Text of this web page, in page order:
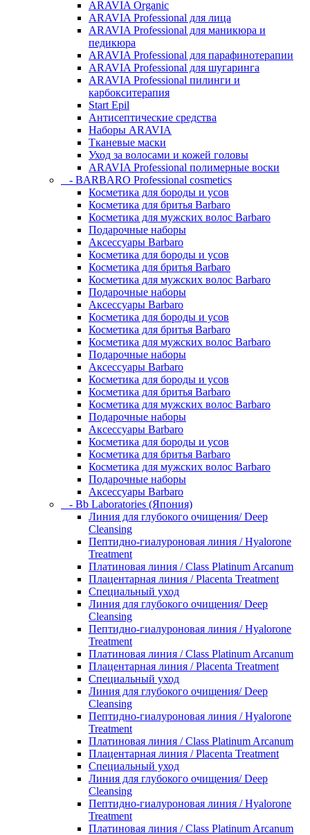
ARAVIA Organic
ARAVIA Professional для лица
ARAVIA Professional для маникюра и
педикюра
ARAVIA Professional для парафинотерапии
ARAVIA Professional для шугаринга
ARAVIA Professional пилинги и
карбокситерапия
Start Epil
Антисептические средства
Наборы ARAVIA
Тканевые маски
Уход за волосами и кожей головы
ARAVIA Professional полимерные воски
- BARBARO Professional cosmetics
Косметика для бороды и усов
Косметика для бритья Barbaro
Косметика для мужских волос Barbaro
Подарочные наборы
Аксессуары Barbaro
Косметика для бороды и усов
Косметика для бритья Barbaro
Косметика для мужских волос Barbaro
Подарочные наборы
Аксессуары Barbaro
Косметика для бороды и усов
Косметика для бритья Barbaro
Косметика для мужских волос Barbaro
Подарочные наборы
Аксессуары Barbaro
Косметика для бороды и усов
Косметика для бритья Barbaro
Косметика для мужских волос Barbaro
Подарочные наборы
Аксессуары Barbaro
Косметика для бороды и усов
Косметика для бритья Barbaro
Косметика для мужских волос Barbaro
Подарочные наборы
Аксессуары Barbaro
- Bb Laboratories (Япония)
Линия для глубокого очищения/ Deep
Cleansing
Пептидно-гиалуроновая линия / Hyalorone
Treatment
Платиновая линия / Class Platinum Arcanum
Плацентарная линия / Placenta Treatment
Специальный уход
Линия для глубокого очищения/ Deep
Cleansing
Пептидно-гиалуроновая линия / Hyalorone
Treatment
Платиновая линия / Class Platinum Arcanum
Плацентарная линия / Placenta Treatment
Специальный уход
Линия для глубокого очищения/ Deep
Cleansing
Пептидно-гиалуроновая линия / Hyalorone
Treatment
Платиновая линия / Class Platinum Arcanum
Плацентарная линия / Placenta Treatment
Специальный уход
Линия для глубокого очищения/ Deep
Cleansing
Пептидно-гиалуроновая линия / Hyalorone
Treatment
Платиновая линия / Class Platinum Arcanum